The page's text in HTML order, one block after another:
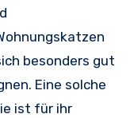
besonders gut
Eine solche
ist für ihr